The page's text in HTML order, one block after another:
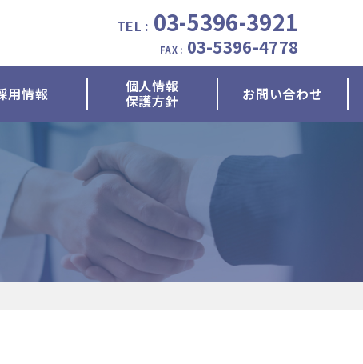
TEL : 03-5396-3921
FAX : 03-5396-4778
用情報 個人情報
保護方針 お問い合わせ